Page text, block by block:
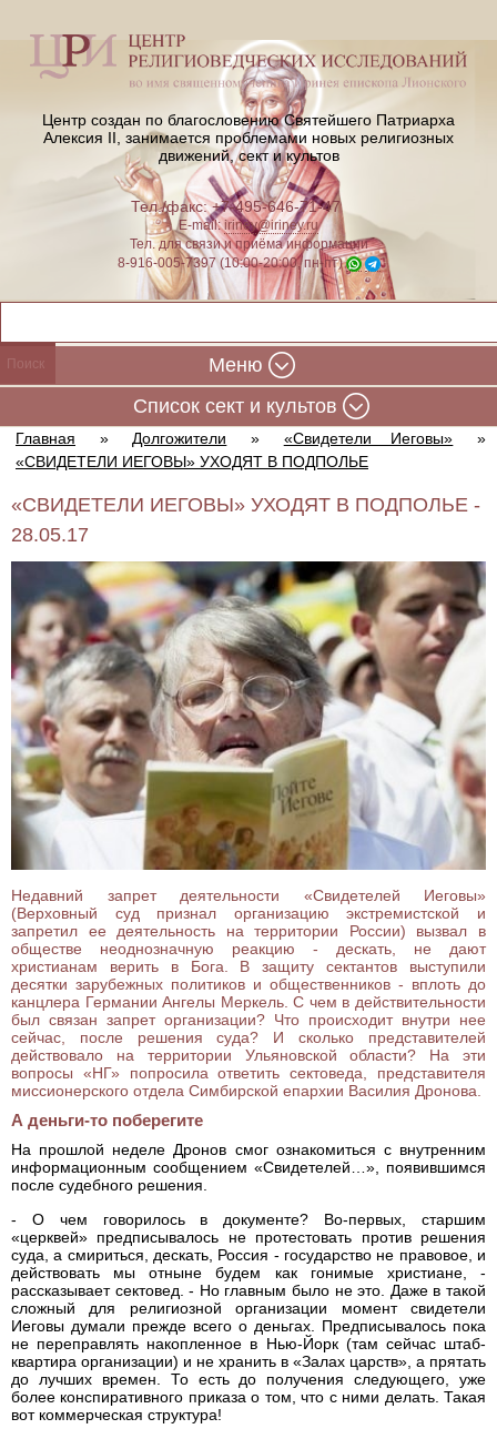
Центр создан по благословению Святейшего Патриарха
Алексия II, занимается проблемами новых религиозных
движений, сект и культов
Тел./факс: +7-495-646-71-47
E-mail:iriney@iriney.ru
Тел. для связи и приёма информации
8-916-005-7397 (10:00-20:00, пн-пт)
Меню
Cписок сект и культов
Главная » Долгожители » «Свидетели Иеговы»
»
«СВИДЕТЕЛИ ИЕГОВЫ» УХОДЯТ В ПОДПОЛЬЕ
«СВИДЕТЕЛИ ИЕГОВЫ» УХОДЯТ В ПОДПОЛЬЕ -
28.05.17
Недавний запрет деятельности «Свидетелей Иеговы»
(Верховный суд признал организацию экстремистской и
запретил ее деятельность на территории России) вызвал в
обществе неоднозначную реакцию - дескать, не дают
христианам верить в Бога. В защиту сектантов выступили
десятки зарубежных политиков и общественников - вплоть до
канцлера Германии Ангелы Меркель. С чем в действительности
был связан запрет организации? Что происходит внутри нее
сейчас, после решения суда? И сколько представителей
действовало на территории Ульяновской области? На эти
вопросы «НГ» попросила ответить сектоведа, представителя
миссионерского отдела Симбирской епархии Василия Дронова.
А деньги-то поберегите
На прошлой неделе Дронов смог ознакомиться с внутренним
информационным сообщением «Свидетелей…», появившимся
после судебного решения.
- О чем говорилось в документе? Во-первых, старшим
«церквей» предписывалось не протестовать против решения
суда, а смириться, дескать, Россия - государство не правовое, и
действовать мы отныне будем как гонимые христиане, -
рассказывает сектовед. - Но главным было не это. Даже в такой
сложный для религиозной организации момент свидетели
Иеговы думали прежде всего о деньгах. Предписывалось пока
не переправлять накопленное в Нью-Йорк (там сейчас штаб-
квартира организации) и не хранить в «Залах царств», а прятать
до лучших времен. То есть до получения следующего, уже
более конспиративного приказа о том, что с ними делать. Такая
вот коммерческая структура!